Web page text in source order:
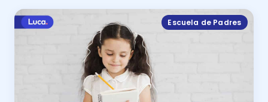
Escuela de Padres